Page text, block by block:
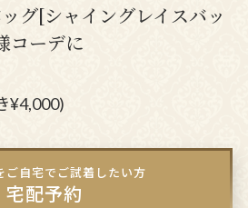
グ[シャイングレイスバッ
コーデに
¥4,000)
ご自宅でご試着したい方
宅配予約